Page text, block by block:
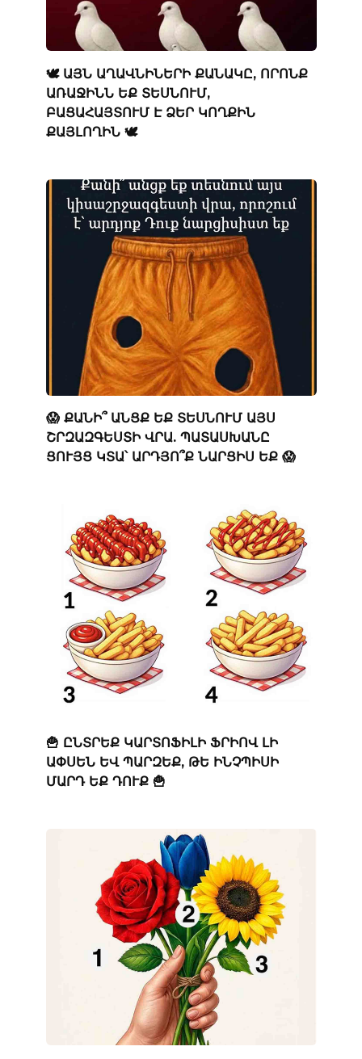
🕊️ ԱՅՆ ԱՂԱՎՆԻՆԵՐԻ ՔԱՆԱԿԸ, ՈՐՈՆՔ
ԱՌԱՋԻՆՆ ԵՔ ՏԵՍՆՈՒՄ,
ԲԱՑԱՀԱՅՏՈՒՄ Է ՁԵՐ ԿՈՂՔԻՆ
ՔԱՅԼՈՂԻՆ 🕊️
😱 ՔԱՆԻ՞ ԱՆՑՔ ԵՔ ՏԵՍՆՈՒՄ ԱՅՍ
ՇՐԶԱԶԳԵՍՏԻ ՎՐԱ. ՊԱՏԱՍԽԱՆԸ
ՑՈՒՅՑ ԿՏԱ՝ ԱՐԴՅՈ՞Ք ՆԱՐՑԻՍ ԵՔ 😱
🍟 ԸՆՏՐԵՔ ԿԱՐՏՈՖԻԼԻ ՖՐԻՈՎ ԼԻ
ԱՓՍԵՆ ԵՎ ՊԱՐԶԵՔ, ԹԵ ԻՆՉՊԻՍԻ
ՄԱՐԴ ԵՔ ԴՈՒՔ 🍟